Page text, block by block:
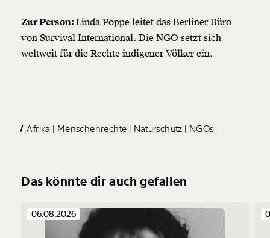
Zur Person: Linda Poppe leitet das Berliner Büro
von Survival International. Die NGO setzt sich
weltweit für die Rechte indigener Völker ein.
Afrika Menschenrechte Naturschutz NGOs
Das könnte dir auch gefallen
06.08.2026